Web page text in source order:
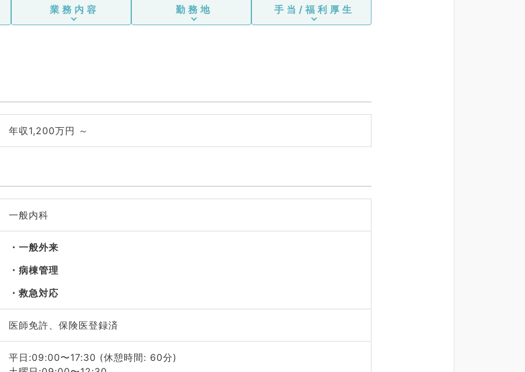
業務内容 勤務地 手当/福利厚生
年収1,200万円 ～
一般内科
一般外来
病棟管理
救急対応
医師免許、保険医登録済
平日:09:00〜17:30 (休憩時間: 60分)